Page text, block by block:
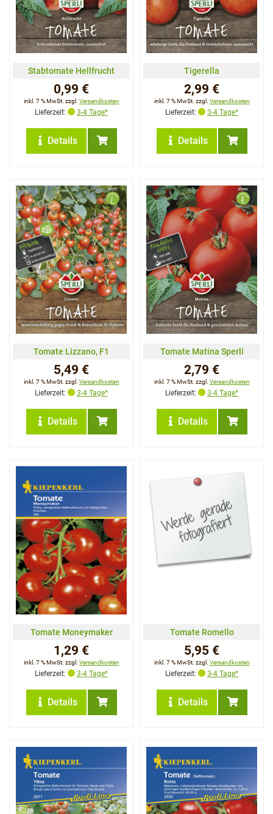
Stabtomate Hellfrucht
0,99 €
inkl. 7 % MwSt. zzgl. Versandkosten
Lieferzeit: 3-4 Tage*
Details
Tigerella
2,99 €
inkl. 7 % MwSt. zzgl. Versandkosten
Lieferzeit: 3-4 Tage*
Details
Tomate Lizzano, F1
5,49 €
inkl. 7 % MwSt. zzgl. Versandkosten
Lieferzeit: 3-4 Tage*
Details
Tomate Matina Sperli
2,79 €
inkl. 7 % MwSt. zzgl. Versandkosten
Lieferzeit: 3-4 Tage*
Details
Tomate Moneymaker
1,29 €
inkl. 7 % MwSt. zzgl. Versandkosten
Lieferzeit: 3-4 Tage*
Details
Tomate Romello
5,95 €
inkl. 7 % MwSt. zzgl. Versandkosten
Lieferzeit: 3-4 Tage*
Details